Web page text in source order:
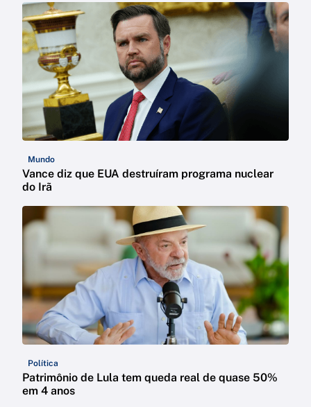
Mundo
Vance diz que EUA destruíram programa nuclear
do Irã
Política
Patrimônio de Lula tem queda real de quase 50%
em 4 anos